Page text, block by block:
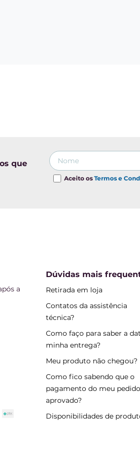
que
Aceito os Termos e
a
Dúvidas mais
Retirada em loja
Contatos da assistência
técnica?
Como faço para saber a
minha entrega?
Meu produto não chegou?
Como fico sabendo que o
pagamento do meu
aprovado?
Disponibilidades de